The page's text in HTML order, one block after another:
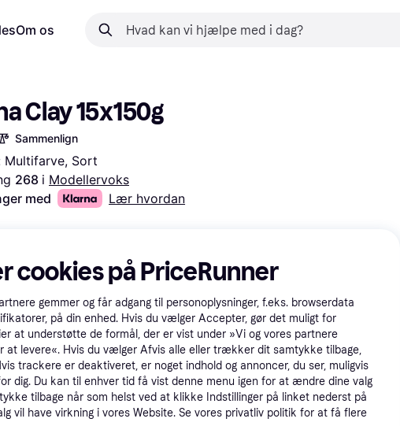
Om os
Clay 15x150g
Sammenlign
Multifarve, Sort
268 i Modellervoks
med
Lær hvordan
cookies på PriceRunner
gemmer og får adgang til personoplysninger, f.eks. browserdata
på din enhed. Hvis du vælger Accepter, gør det muligt for
at understøtte de formål, der er vist under »Vi og vores partnere
at levere«. Hvis du vælger Afvis alle eller trækker dit samtykke tilbage,
trackere er deaktiveret, er noget indhold og annoncer, du ser, muligvis
dig. Du kan til enhver tid få vist denne menu igen for at ændre dine valg
tilbage når som helst ved at klikke Indstillinger på linket nederst på
vil have virkning i vores Website. Se vores privatliv politik for at få flere